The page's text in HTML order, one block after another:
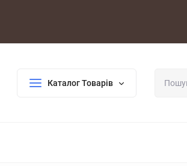
Каталог Товарів